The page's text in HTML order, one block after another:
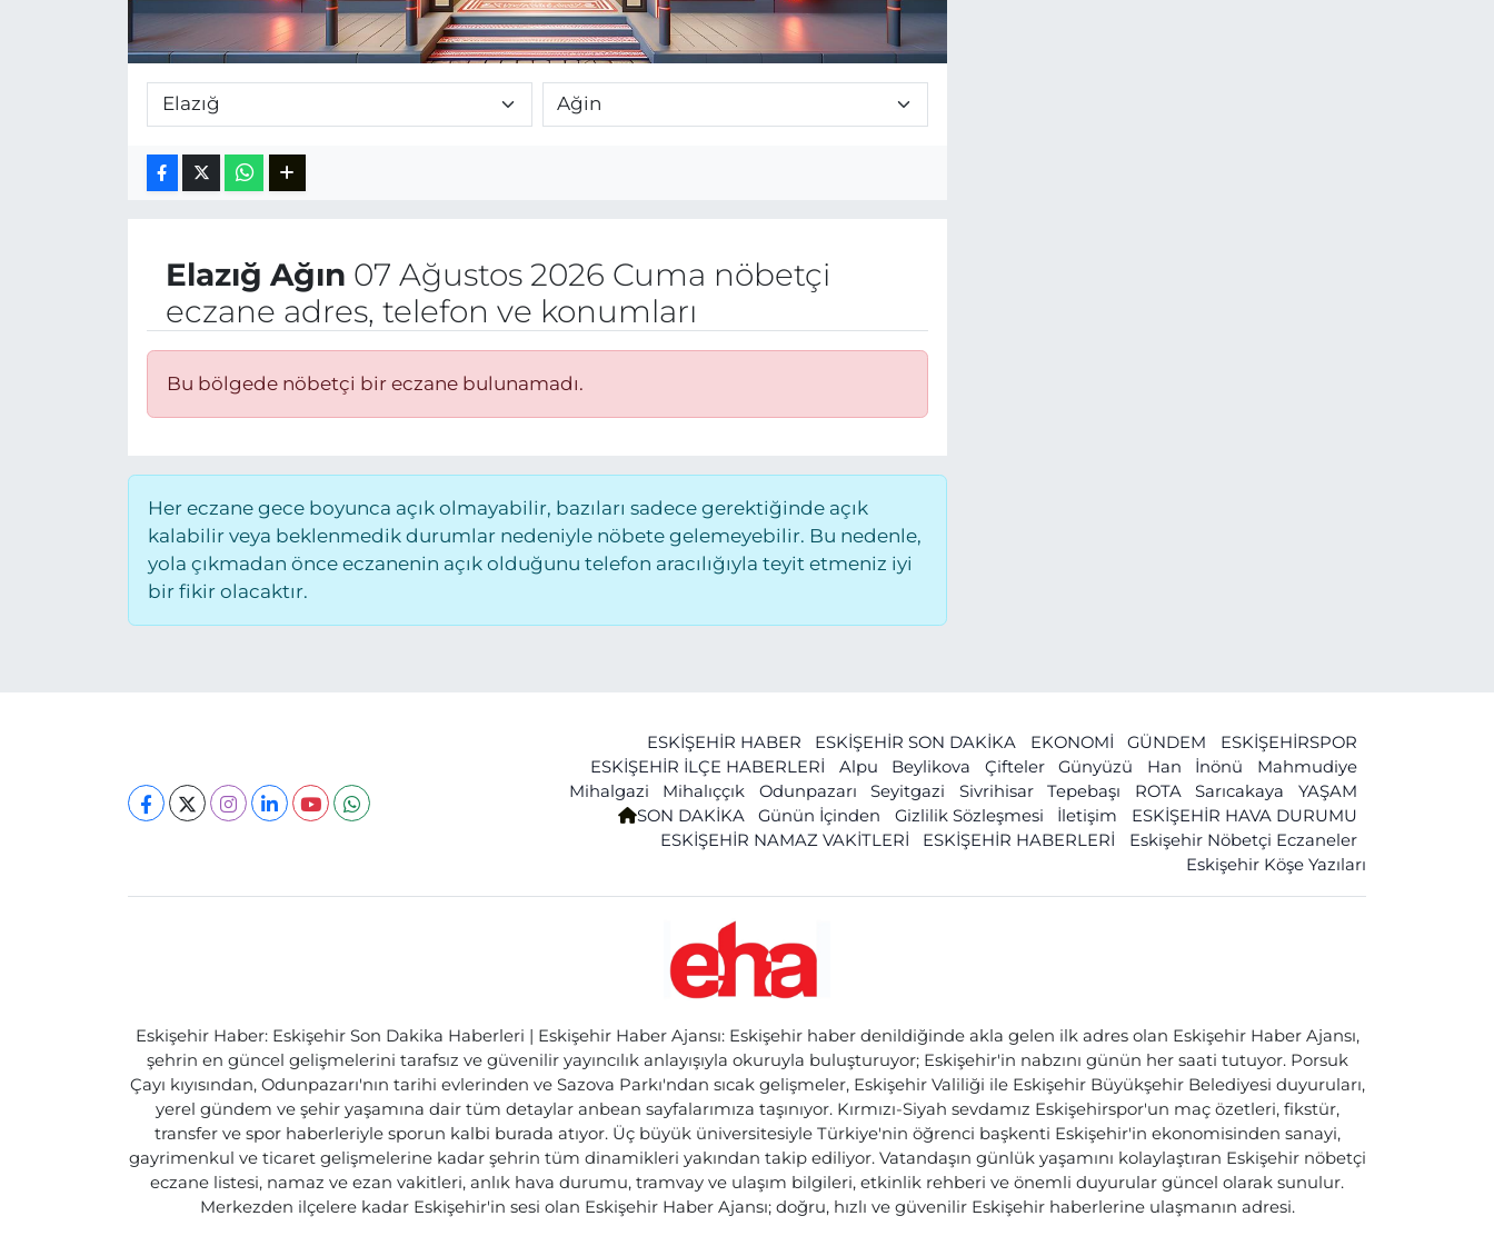
Elazığ Ağın 07 Ağustos 2026 Cuma nöbetçi
eczane adres, telefon ve konumları
Bu bölgede nöbetçi bir eczane bulunamadı.
Her eczane gece boyunca açık olmayabilir, bazıları sadece gerektiğinde açık
kalabilir veya beklenmedik durumlar nedeniyle nöbete gelemeyebilir. Bu nedenle,
yola çıkmadan önce eczanenin açık olduğunu telefon aracılığıyla teyit etmeniz iyi
bir fikir olacaktır.
ESKİŞEHİR HABER ESKİŞEHİR SON DAKİKA EKONOMİ GÜNDEM
ESKİŞEHİRSPOR
ESKİŞEHİR İLÇE HABERLERİ
Alpu Beylikova Çifteler Günyüzü Han İnönü
Mahmudiye
Mihalgazi
Mihalıççık Odunpazarı Seyitgazi Sivrihisar Tepebaşı ROTA Sarıcakaya
YAŞAM
SON DAKİKA
Günün İçinden Gizlilik Sözleşmesi İletişim
ESKİŞEHİR HAVA DURUMU
ESKİŞEHİR NAMAZ VAKİTLERİ
ESKİŞEHİR HABERLERİ
Eskişehir Nöbetçi Eczaneler
Eskişehir Köşe Yazıları
Eskişehir Haber: Eskişehir Son Dakika Haberleri | Eskişehir Haber Ajansı: Eskişehir haber denildiğinde akla gelen ilk adres olan Eskişehir Haber Ajansı,
şehrin en güncel gelişmelerini tarafsız ve güvenilir yayıncılık anlayışıyla okuruyla buluşturuyor; Eskişehir'in nabzını günün her saati tutuyor. Porsuk
Çayı kıyısından, Odunpazarı'nın tarihi evlerinden ve Sazova Parkı'ndan sıcak gelişmeler, Eskişehir Valiliği ile Eskişehir Büyükşehir Belediyesi duyuruları,
yerel gündem ve şehir yaşamına dair tüm detaylar anbean sayfalarımıza taşınıyor. Kırmızı-Siyah sevdamız Eskişehirspor'un maç özetleri, fikstür,
transfer ve spor haberleriyle sporun kalbi burada atıyor. Üç büyük üniversitesiyle Türkiye'nin öğrenci başkenti Eskişehir'in ekonomisinden sanayi,
gayrimenkul ve ticaret gelişmelerine kadar şehrin tüm dinamikleri yakından takip ediliyor. Vatandaşın günlük yaşamını kolaylaştıran Eskişehir nöbetçi
eczane listesi, namaz ve ezan vakitleri, anlık hava durumu, tramvay ve ulaşım bilgileri, etkinlik rehberi ve önemli duyurular güncel olarak sunulur.
Merkezden ilçelere kadar Eskişehir'in sesi olan Eskişehir Haber Ajansı; doğru, hızlı ve güvenilir Eskişehir haberlerine ulaşmanın adresi.